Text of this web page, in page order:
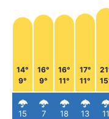
14°
9°
15
16°
9°
7
16°
11°
18
17°
11°
13 11